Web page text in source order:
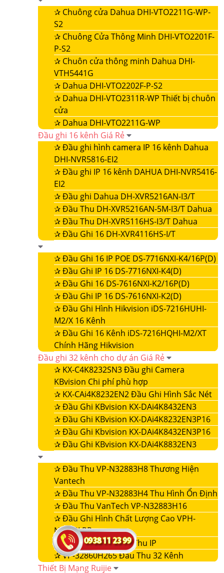
✰ Chuông cửa Dahua DHI-VTO2211G-WP-
S2
✰ Chuông Cửa Thông Minh DHI-VTO2201F-
P-S2
✰ Chuôn cửa thông minh Dahua DHI-
VTH5441G
✰ Dahua DHI-VTO2202F-P-S2
✰ Dahua DHI-VTO2311R-WP Thiết bị chuôn
cửa
✰ Dahua DHI-VTO2211G-WP
Đầu ghi 16 kênh Giá Rẻ
✰Đầu ghi hình camera IP 16 kênh Dahua
DHI-NVR5816-EI2
✰Đầu ghi IP 16 kênh DAHUA DHI-NVR5416-
EI2
✰Đầu ghi Dahua DH-XVR5216AN-I3/T
✰Đầu Thu DH-XVR5216AN-5M-I3/T Dahua
✰Đầu Thu DH-XVR5116HS-I3/T Dahua
✰Đầu Ghi 16 DH-XVR4116HS-I/T
✰Đầu Ghi 16 IP POE DS-7716NXI-K4/16P(D)
✰Đầu Ghi IP 16 DS-7716NXI-K4(D)
✰Đầu Ghi 16 DS-7616NXI-K2/16P(D)
✰Đầu Ghi IP 16 DS-7616NXI-K2(D)
✰Đầu Ghi Hình Hikvision iDS-7216HUHI-
M2/X 16 Kênh
✰Đầu Ghi 16 Kênh iDS-7216HQHI-M2/XT
Chính Hãng Hikvision
Đầu ghi 32 kênh cho dự án Giá Rẻ
✰ KX-C4K8232SN3 Đầu ghi Camera
KBvision Chi phí phù hợp
✰ KX-CAi4K8232EN2 Đầu Ghi Hình Sắc Nét
✰Đầu Ghi KBvision KX-DAi4K8432EN3
✰Đầu Ghi KBvision KX-DAi4K8232EN3P16
✰Đầu Ghi Kbvision KX-DAi4K8432EN3P16
✰Đầu Ghi KBvision KX-DAi4K8832EN3
✰Đầu Thu VP-N32883H8 Thương Hiện
Vantech
✰Đầu Thu VP-N32883H4 Thu Hình Ổn Định
✰Đầu Thu VanTech VP-N32883H16
✰Đầu Ghi Hình Chất Lượng Cao VPH-
N4432LPR
✰ VP-32860NVR Đầu Thu IP
✰VP-32860H265 Đầu Thu 32 Kênh
Thiết Bị Mạng Ruijie